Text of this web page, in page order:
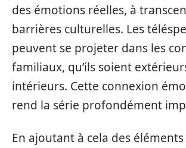
des émotions réelles, à
barrières culturelles. Les
peuvent se projeter dans les
familiaux, qu’ils soient
intérieurs. Cette connexion
rend la série profondément
En ajoutant à cela des